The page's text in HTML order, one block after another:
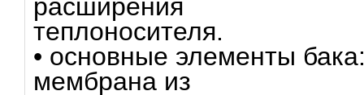
расширения
теплоносителя.
• основные элементы
мембрана из